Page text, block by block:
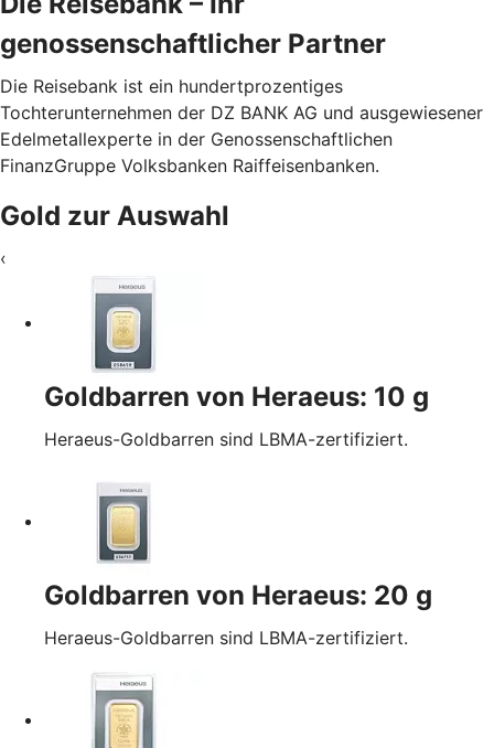
genossenschaftlicher Partner
Die Reisebank ist ein hundertprozentiges
Tochterunternehmen der DZ BANK AG und ausgewiesener
Edelmetallexperte in der Genossenschaftlichen
FinanzGruppe Volksbanken Raiffeisenbanken.
Gold zur Auswahl
‹
Goldbarren von Heraeus: 10 g
Heraeus-Goldbarren sind LBMA-zertifiziert.
Goldbarren von Heraeus: 20 g
Heraeus-Goldbarren sind LBMA-zertifiziert.